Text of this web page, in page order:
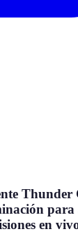
Thunder
para
en